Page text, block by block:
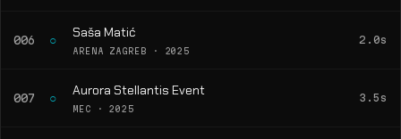
006 ○ Saša Matić
ARENA ZAGREB · 2025
2.0s
007 ○ Aurora Stellantis Event
MEC · 2025
3.5s